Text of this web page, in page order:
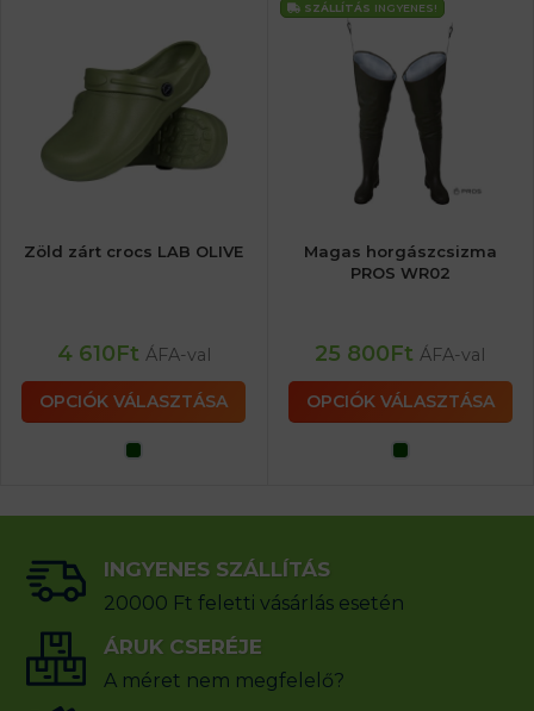
Zöld zárt crocs LAB OLIVE
4 610Ft ÁFA-val
OPCIÓK VÁLASZTÁSA
SZÁLLÍTÁS INGYENES!
Magas horgászcsizma
PROS WR02
25 800Ft ÁFA-val
OPCIÓK VÁLASZTÁSA
INGYENES SZÁLLÍTÁS
20000 Ft feletti vásárlás esetén
ÁRUK CSERÉJE
A méret nem megfelelő?